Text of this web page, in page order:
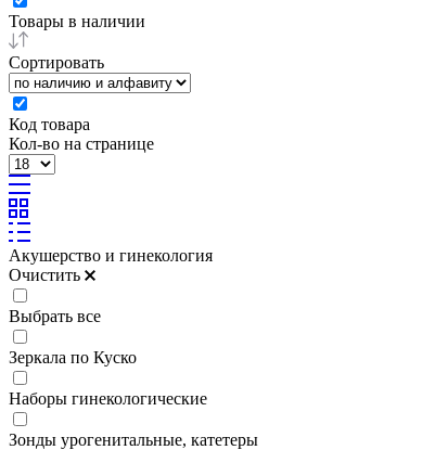
Товары в наличии
Сортировать
Код товара
Кол-во на странице
Акушерство и гинекология
Очистить
Выбрать все
Зеркала по Куско
Наборы гинекологические
Зонды урогенитальные, катетеры